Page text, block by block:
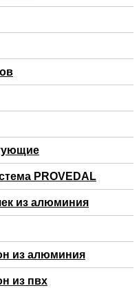
PROVEDAL
из алюминия
из алюминия
из пвх